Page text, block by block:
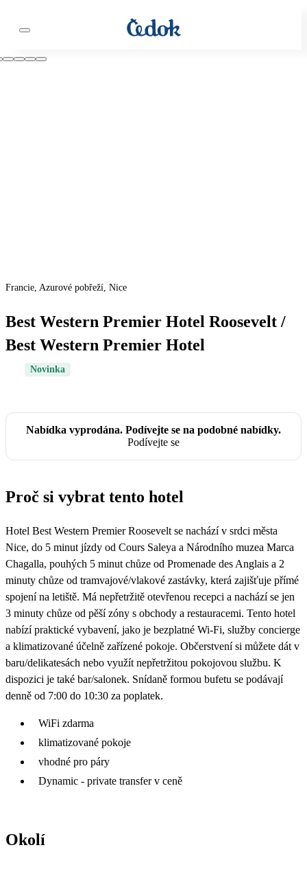
Francie, Azurové pobřeží, Nice
Best Western Premier Hotel Roosevelt /
Best Western Premier Hotel
Novinka
Nabídka vyprodána. Podívejte se na podobné nabídky.
Podívejte se
Proč si vybrat tento hotel
Hotel Best Western Premier Roosevelt se nachází v srdci města
Nice, do 5 minut jízdy od Cours Saleya a Národního muzea Marca
Chagalla, pouhých 5 minut chůze od Promenade des Anglais a 2
minuty chůze od tramvajové/vlakové zastávky, která zajišťuje přímé
spojení na letiště. Má nepřetržitě otevřenou recepci a nachází se jen
3 minuty chůze od pěší zóny s obchody a restauracemi. Tento hotel
nabízí praktické vybavení, jako je bezplatné Wi-Fi, služby concierge
a klimatizované účelně zařízené pokoje. Občerstvení si můžete dát v
baru/delikatesách nebo využít nepřetržitou pokojovou službu. K
dispozici je také bar/salonek. Snídaně formou bufetu se podávají
denně od 7:00 do 10:30 za poplatek.
WiFi zdarma
klimatizované pokoje
vhodné pro páry
Dynamic - private transfer v ceně
Okolí